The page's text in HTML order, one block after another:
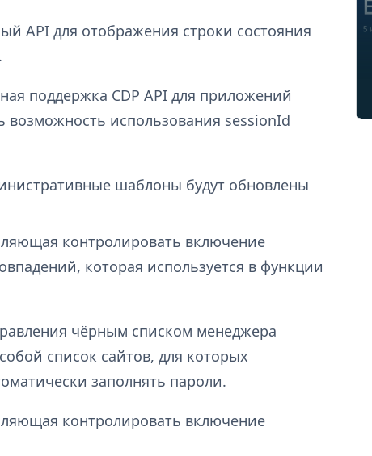
API для отображения строки состояния
поддержка CDP API для приложений
возможность использования sessionId
шаблоны будут обновлены
контролировать включение
которая используется в функции
чёрным списком менеджера
список сайтов, для которых
заполнять пароли.
контролировать включение